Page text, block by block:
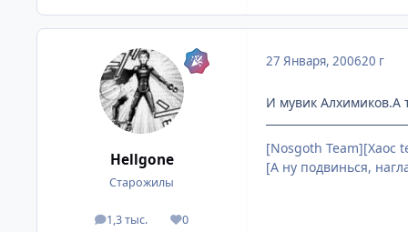
Hellgone
Старожилы
1,3 тыс.
посты 0
Репутация
27 Января, 200620 г
И мувик Алхимиков.А
[Nosgoth Team][Хаос
[А ну подвинься,